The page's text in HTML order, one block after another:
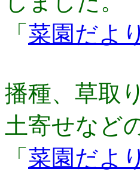
「 菜園だよ
播種、草取
土寄せなど
「 菜園だよ